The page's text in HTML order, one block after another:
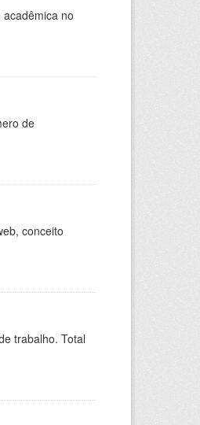
no
de
conceito
trabalho. Total